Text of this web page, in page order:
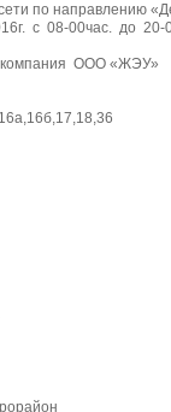
по
с 08-00час. до 20-
компания ООО «ЖЭУ»